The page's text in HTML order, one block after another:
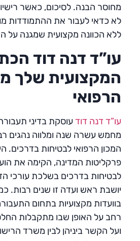
מחוסר הבנה. לסיכום, כאשר
לא כדאי לעבור את ההתמודדות
ללא הכוונה מקצועית שמגנה על
עו”ד דנה דוד
המקצועית שלך
הרפואי
עו”ד דנה דודעוסקת בדיני
מחמש עשרה שנה ומלווה נהגים
המכון הרפואי לבטיחות בדרכים.
פרקליטות המדינה, הקימה את
לבטיחות בדרכים בשלכת עורכי
יושבת ראש ועדה זו שנים רבות.
בוועדות מקצועיות בתחום
רחב על האופן שבו מתקבלות
ועל הקשר ביניהן לבין משרד